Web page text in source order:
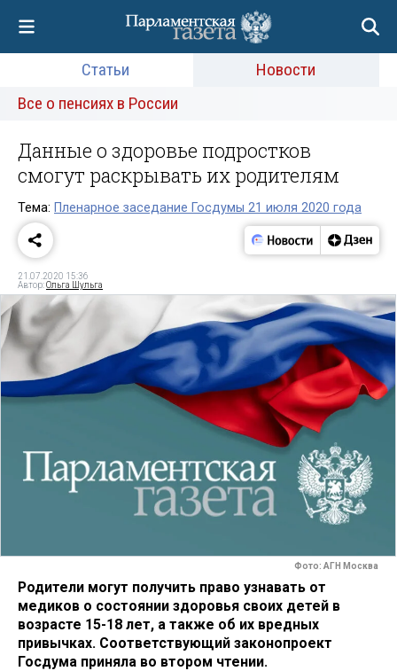
Статьи
Новости
Все о пенсиях в России
Данные о здоровье подростков
смогут раскрывать их родителям
Тема: Пленарное заседание Госдумы 21 июля 2020 года
21.07.2020 15:36
Автор:Ольга Шульга
Фото: АГН Москва
Родители могут получить право узнавать от
медиков о состоянии здоровья своих детей в
возрасте 15-18 лет, а также об их вредных
привычках. Соответствующий законопроект
Госдума приняла во втором чтении.